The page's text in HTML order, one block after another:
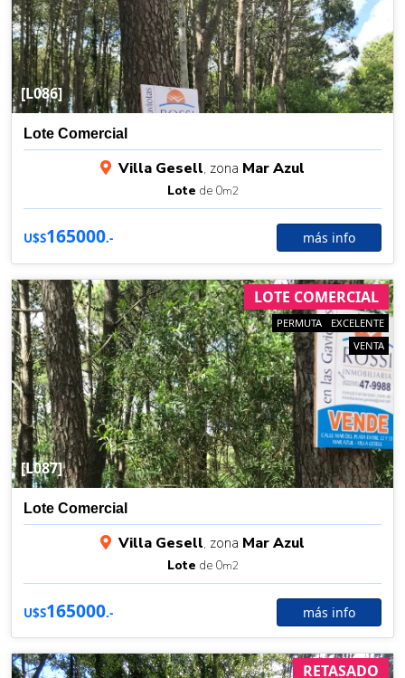
[L086]
Lote Comercial
Villa Gesell, zona Mar Azul
Lote de 0m2
U$S165000.- más info
[L087]
LOTE COMERCIAL
EXCELENTE
PERMUTA
VENTA
Lote Comercial
Villa Gesell, zona Mar Azul
Lote de 0m2
U$S165000.- más info
RETASADO